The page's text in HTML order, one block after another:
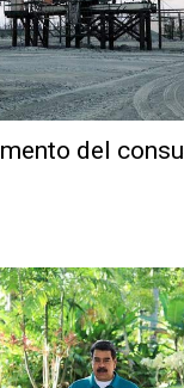
del